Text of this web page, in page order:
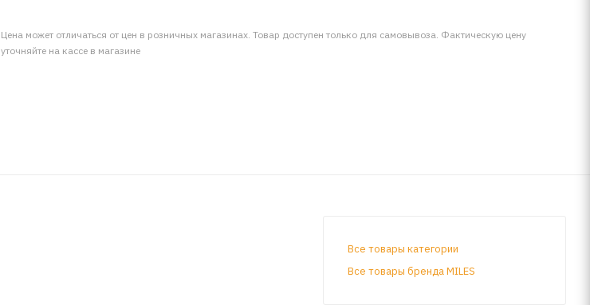
Цена может отличаться от цен в розничных магазинах. Товар доступен только для самовывоза. Фактическую цену
уточняйте на кассе в магазине
Все товары категории
Все товары бренда MILES